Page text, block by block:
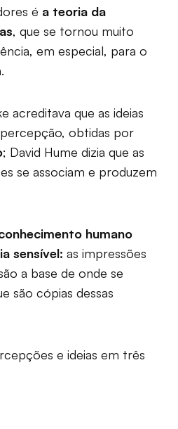
é a teoria da
, que se tornou muito
em especial, para o
acreditava que as ideias
obtidas por
; David Hume dizia que as
se associam e produzem
humano
sensível: as impressões
a base de onde se
são cópias dessas
e ideias em três